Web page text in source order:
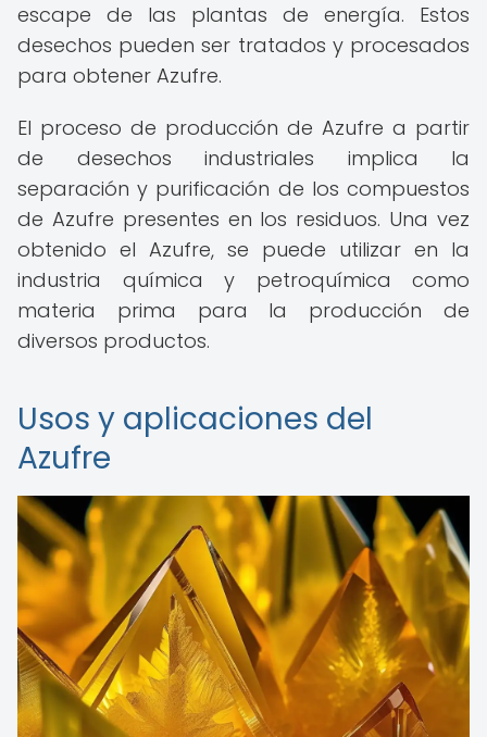
escape de las plantas de energía. Estos
desechos pueden ser tratados y procesados
para obtener Azufre.
El proceso de producción de Azufre a partir
de desechos industriales implica la
separación y purificación de los compuestos
de Azufre presentes en los residuos. Una vez
obtenido el Azufre, se puede utilizar en la
industria química y petroquímica como
materia prima para la producción de
diversos productos.
Usos y aplicaciones del
Azufre